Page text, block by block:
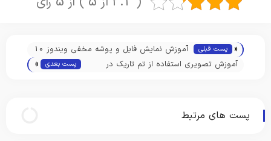
« پست قبلی
آموزش نمایش فایل و پوشه مخفی ویندوز 10
آموزش تصویری استفاده از تم تاریک در
پست بعدی »
پست های مرتبط